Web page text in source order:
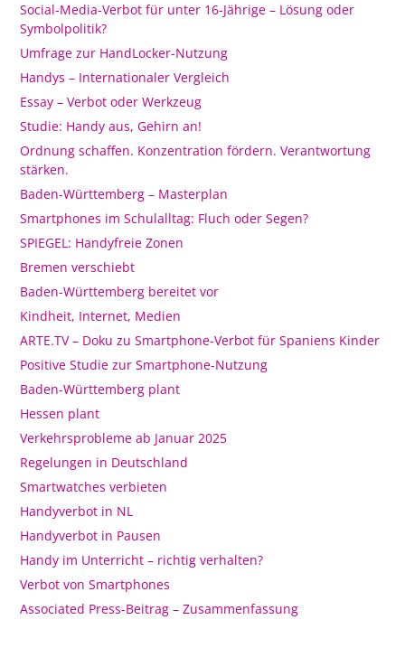
Social-Media-Verbot für unter 16-Jährige – Lösung oder
Symbolpolitik?
Umfrage zur HandLocker-Nutzung
Handys – Internationaler Vergleich
Essay – Verbot oder Werkzeug
Studie: Handy aus, Gehirn an!
Ordnung schaffen. Konzentration fördern. Verantwortung
stärken.
Baden-Württemberg – Masterplan
Smartphones im Schulalltag: Fluch oder Segen?
SPIEGEL: Handyfreie Zonen
Bremen verschiebt
Baden-Württemberg bereitet vor
Kindheit, Internet, Medien
ARTE.TV – Doku zu Smartphone-Verbot für Spaniens Kinder
Positive Studie zur Smartphone-Nutzung
Baden-Württemberg plant
Hessen plant
Verkehrsprobleme ab Januar 2025
Regelungen in Deutschland
Smartwatches verbieten
Handyverbot in NL
Handyverbot in Pausen
Handy im Unterricht – richtig verhalten?
Verbot von Smartphones
Associated Press-Beitrag – Zusammenfassung